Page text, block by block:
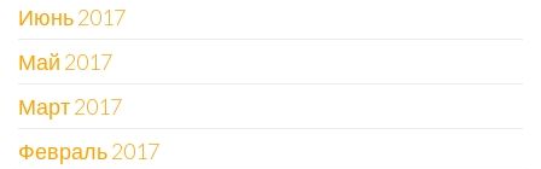
Июнь 2017
Май 2017
Март 2017
Февраль 2017